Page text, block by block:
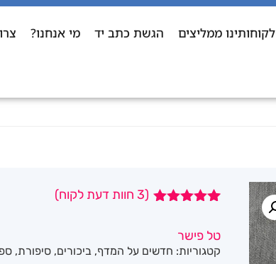
לקוחותינו ממליצים הגשת כתב יד מי אנחנו?
מבוסס על
דירוגים של
(
3 חוות דעת לקוח)
טל פישר
קטגוריות: חדשים על המדף, ביכורים, סיפורת,